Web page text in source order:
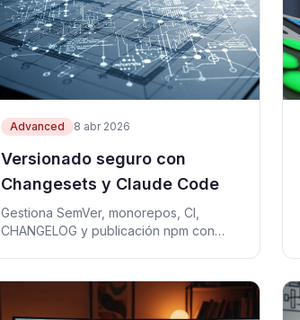
Advanced 8 abr 2026
Versionado seguro con
Changesets y Claude Code
Gestiona SemVer, monorepos, CI,
CHANGELOG y publicación npm con